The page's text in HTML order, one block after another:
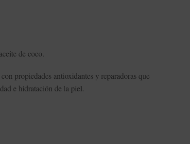
de coco.
propiedades antioxidantes y reparadoras que
e hidratación de la piel.